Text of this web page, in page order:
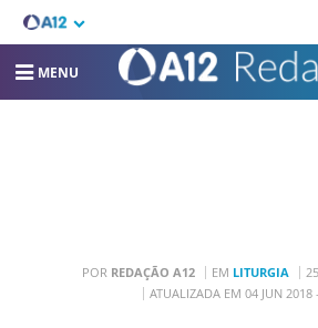
MENU
POR REDAÇÃO A12 EM LITURGIA
ATUALIZADA EM 04 JUN 2018